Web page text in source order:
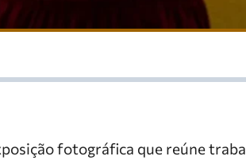
fotográfica que reúne